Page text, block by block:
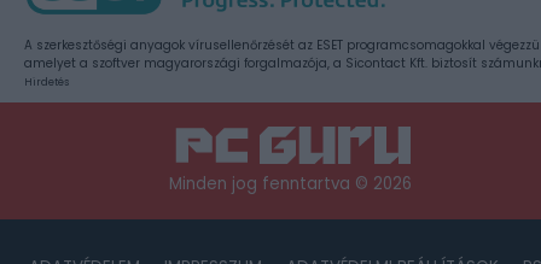
A szerkesztőségi anyagok vírusellenőrzését az ESET programcsomagokkal
amelyet a szoftver magyarországi forgalmazója, a Sicontact Kft. biztosít
Hirdetés
Minden jog fenntartva © 2026